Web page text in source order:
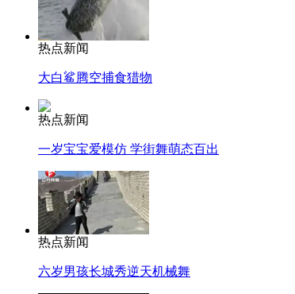
热点新闻
大白鲨腾空捕食猎物
热点新闻
一岁宝宝爱模仿 学街舞萌态百出
热点新闻
六岁男孩长城秀逆天机械舞